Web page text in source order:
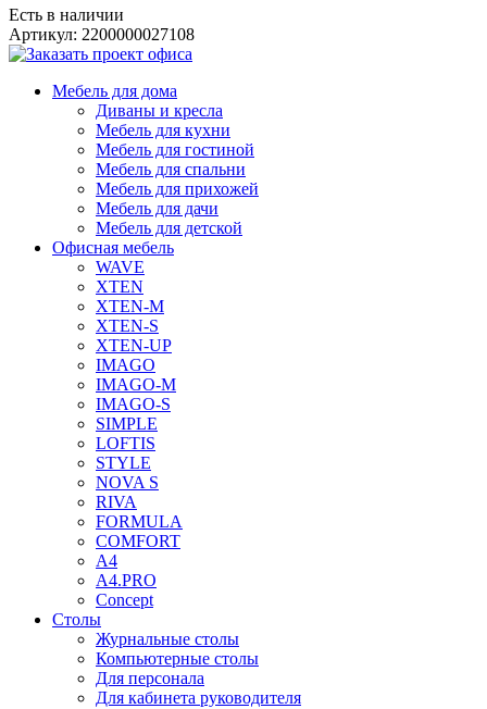
Есть в наличии
Артикул: 2200000027108
Мебель для дома
Диваны и кресла
Мебель для кухни
Мебель для гостиной
Мебель для спальни
Мебель для прихожей
Мебель для дачи
Мебель для детской
Офисная мебель
WAVE
XTEN
XTEN-M
XTEN-S
XTEN-UP
IMAGO
IMAGO-M
IMAGO-S
SIMPLE
LOFTIS
STYLE
NOVA S
RIVA
FORMULA
COMFORT
A4
A4.PRO
Concept
Столы
Журнальные столы
Компьютерные столы
Для персонала
Для кабинета руководителя